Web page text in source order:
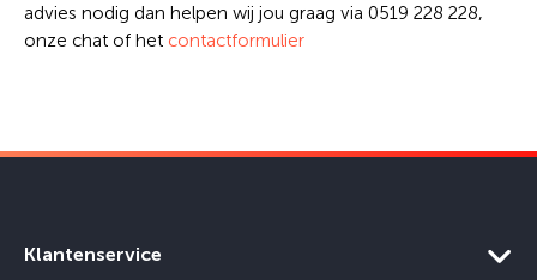
advies nodig dan helpen wij jou graag via 0519 228 228,
onze chat of het contactformulier
Klantenservice